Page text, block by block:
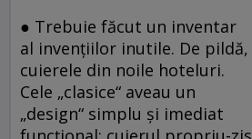
● Trebuie făcut un inventar
al invenţiilor inutile. De pildă,
cuierele din noile hoteluri.
Cele „clasice“ aveau un
„design“ simplu şi imediat